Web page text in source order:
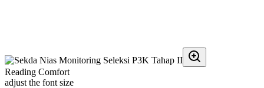
Reading Comfort
adjust the font size